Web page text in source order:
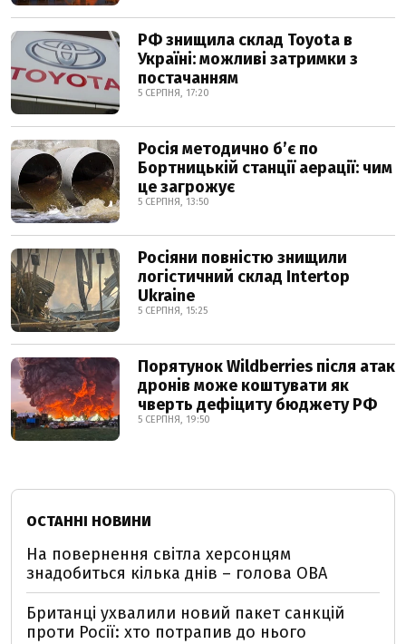
РФ знищила склад Toyota в
Україні: можливі затримки з
постачанням
5 СЕРПНЯ, 17:20
Росія методично б’є по
Бортницькій станції аерації: чим
це загрожує
5 СЕРПНЯ, 13:50
Росіяни повністю знищили
логістичний склад Intertop
Ukraine
5 СЕРПНЯ, 15:25
Порятунок Wildberries після атак
дронів може коштувати як
чверть дефіциту бюджету РФ
5 СЕРПНЯ, 19:50
ОСТАННІ НОВИНИ
На повернення світла херсонцям
знадобиться кілька днів – голова ОВА
Британці ухвалили новий пакет санкцій
проти Росії: хто потрапив до нього